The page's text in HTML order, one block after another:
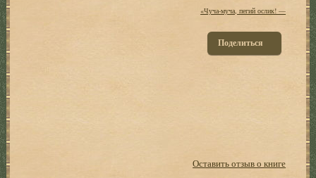
«Чуча-муча, пегий ослик! —
Поделиться
Оставить отзыв о книге